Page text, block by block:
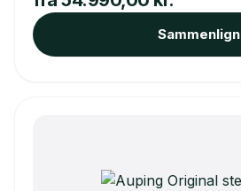
Sammenlign